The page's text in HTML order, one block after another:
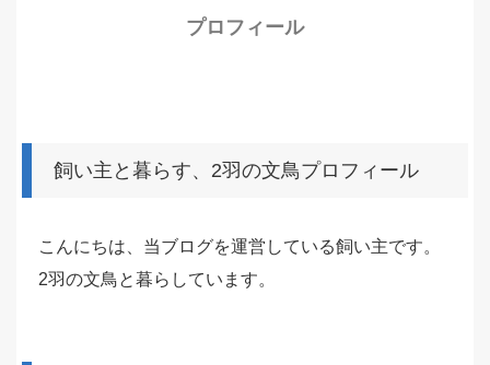
プロフィール
飼い主と暮らす、2羽の文鳥プロフィール
こんにちは、当ブログを運営している飼い主です。
2羽の文鳥と暮らしています。